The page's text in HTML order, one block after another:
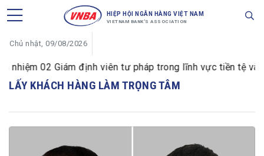
HIỆP HỘI NGÂN HÀNG VIỆT NAM
VIETNAM BANK'S ASSOCIATION
Chủ nhật, 09/08/2026
nhiệm 02 Giám định viên tư pháp trong lĩnh vực tiền tệ và
LẤY KHÁCH HÀNG LÀM TRỌNG TÂM